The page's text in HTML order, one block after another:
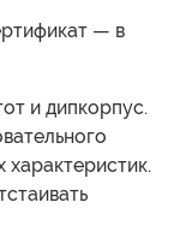
— в
и дипкорпус.
характеристик.